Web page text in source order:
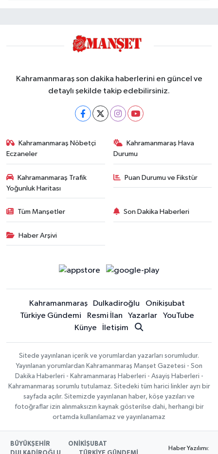
Kahramanmaraş son dakika haberlerini en güncel ve
detaylı şekilde takip edebilirsiniz.
Kahramanmaraş Nöbetçi
Eczaneler
Kahramanmaraş Hava
Durumu
Kahramanmaraş Trafik
Yoğunluk Haritası
Puan Durumu ve Fikstür
Tüm Manşetler Son Dakika Haberleri
Haber Arşivi
Kahramanmaraş Dulkadiroğlu
Onikişubat
Türkiye Gündemi
Resmi İlan Yazarlar
YouTube
Künye
İletişim
Sitede yayınlanan içerik ve yorumlardan yazarları sorumludur.
Yayınlanan yorumlardan Kahramanmaraş Manşet Gazetesi - Son
Dakika Haberleri - Kahramanmaraş Haberleri - Asayiş Haberleri -
Kahramanmaraş sorumlu tutulamaz. Sitedeki tüm harici linkler ayrı bir
sayfada açılır. Sitemizde yayınlanan haber, köşe yazıları ve
fotoğraflar izin alınmaksızın kaynak gösterilse dahi, herhangi bir
ortamda kullanılamaz ve yayınlanamaz
BÜYÜKŞEHİR
ONİKİŞUBAT
Haber Yazılımı: